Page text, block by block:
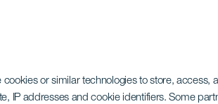
cookies or similar technologies to store, access,
IP addresses and cookie identifiers. Some